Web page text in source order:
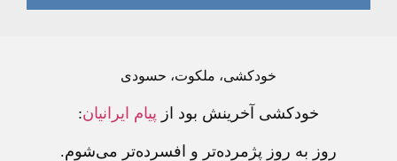
خودکشی، ملکوت، حسودی
خودکشی آخرينش بود از پيام ايرانيان:
روز به روز پژمرده‌تر و افسرده‌تر می‌شوم.